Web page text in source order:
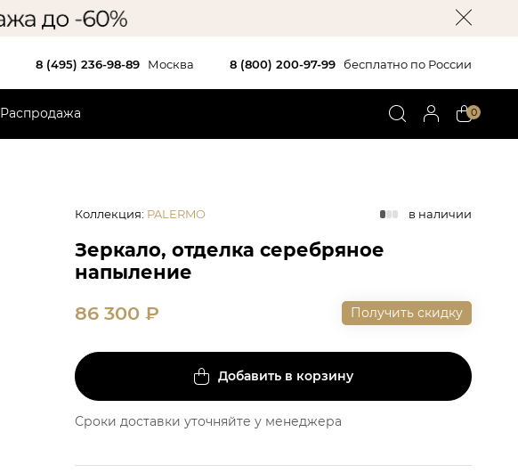
8 (495) 236-98-89 Москва 8 (800) 200-97-99 бесплатно по России
Распродажа 0
Коллекция: PALERMO в наличии
Зеркало, отделка серебряное
напыление
86 300 ₽ Получить скидку
Добавить в корзину
Сроки доставки уточняйте у менеджера